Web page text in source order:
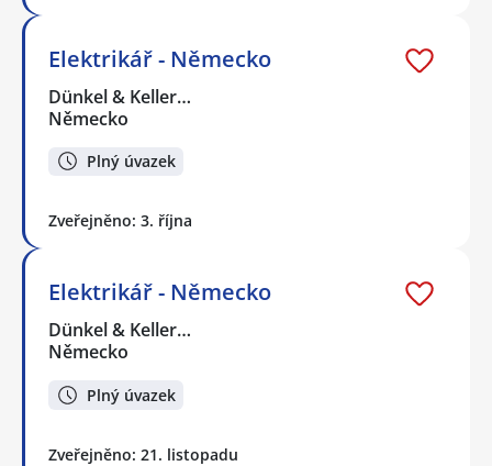
Elektrikář - Německo
Dünkel & Keller…
Německo
Plný úvazek
Zveřejněno: 3. října
Elektrikář - Německo
Dünkel & Keller…
Německo
Plný úvazek
Zveřejněno: 21. listopadu